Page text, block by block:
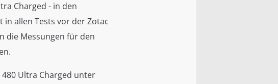
Charged - in den
in allen Tests vor der Zotac
die Messungen für den
480 Ultra Charged unter